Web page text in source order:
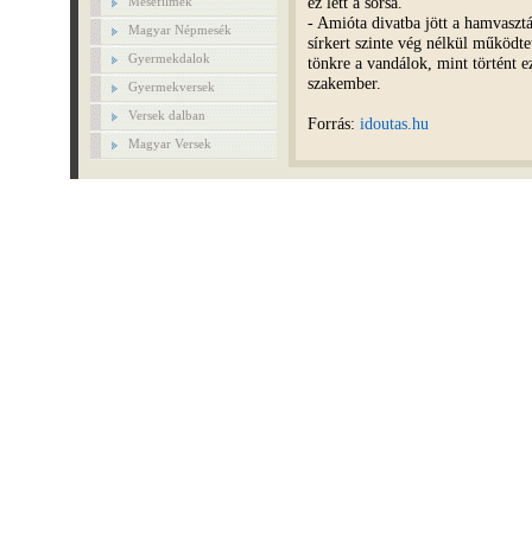
Magyar Népmesék
Gyermekdalok
Gyermekversek
Versek dalban
Magyar Versek
- Amióta divatba jött a
sírkert szinte vég nélkül
tönkre a vandálok, mint történt
szakember.
Forrás: idoutas.hu